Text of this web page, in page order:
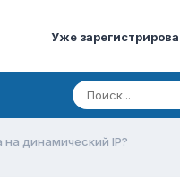
Уже
на динамический IP?